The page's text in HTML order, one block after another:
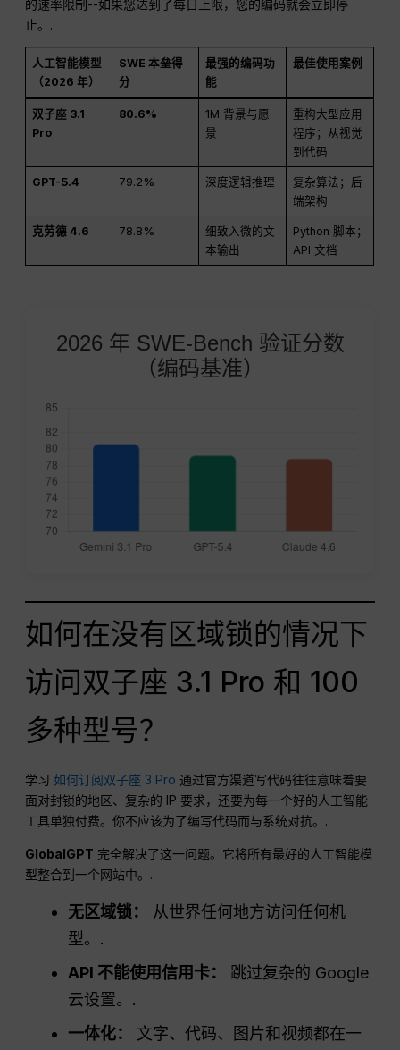
的速率限制--如果您达到了每日上限，您的编码就会立即停
止。.
人工智能模型
（2026 年）
SWE 本垒得
分
最强的编码功
能
最佳使用案例
双子座 3.1
Pro
80.6%
1M 背景与愿
景
重构大型应用
程序；从视觉
到代码
GPT-5.4 79.2% 深度逻辑推理
复杂算法；后
端架构
克劳德 4.6 78.8%
细致入微的文
本输出
Python 脚本；
API 文档
2026 年 SWE-Bench 验证分数
（编码基准）
如何在没有区域锁的情况下
访问双子座 3.1 Pro 和 100
多种型号？
学习如何订阅双子座 3 Pro 通过官方渠道写代码往往意味着要
面对封锁的地区、复杂的 IP 要求，还要为每一个好的人工智能
工具单独付费。你不应该为了编写代码而与系统对抗。.
GlobalGPT 完全解决了这一问题。它将所有最好的人工智能模
型整合到一个网站中。.
无区域锁：
从世界任何地方访问任何机
型。.
API 不能使用信用卡：
跳过复杂的 Google
云设置。.
一体化：
文字、代码、图片和视频都在一